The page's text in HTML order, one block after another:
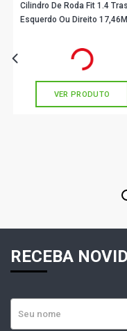
Cilindro De Roda Fit 1.4
Esquerdo Ou Direito
em até 1x de
VER PRODUTO
RECEBA